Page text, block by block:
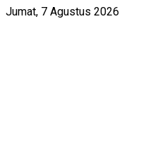
Jumat, 7 Agustus 2026